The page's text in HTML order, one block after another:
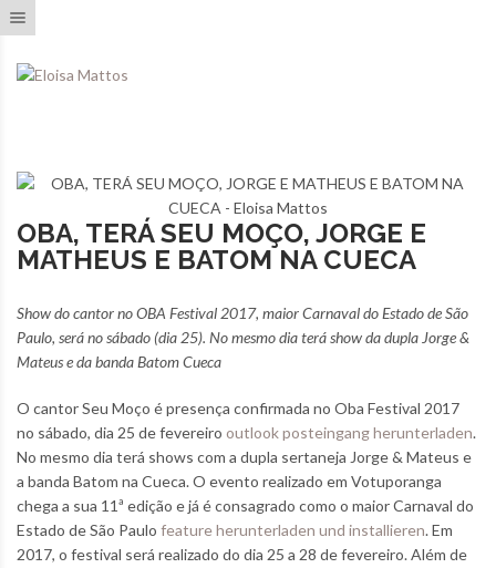
OBA, TERÁ SEU MOÇO, JORGE E
MATHEUS E BATOM NA CUECA
Show do cantor no OBA Festival 2017, maior Carnaval do Estado de São
Paulo, será no sábado (dia 25). No mesmo dia terá show da dupla Jorge &
Mateus e da banda Batom Cueca
O cantor Seu Moço é presença confirmada no Oba Festival 2017
no sábado, dia 25 de fevereiro outlook posteingang herunterladen.
No mesmo dia terá shows com a dupla sertaneja Jorge & Mateus e
a banda Batom na Cueca. O evento realizado em Votuporanga
chega a sua 11ª edição e já é consagrado como o maior Carnaval do
Estado de São Paulo feature herunterladen und installieren. Em
2017, o festival será realizado do dia 25 a 28 de fevereiro. Além de